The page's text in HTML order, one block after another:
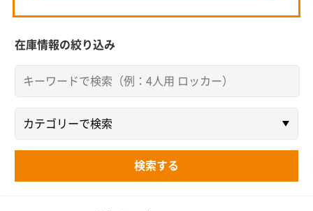
在庫情報の絞り込み